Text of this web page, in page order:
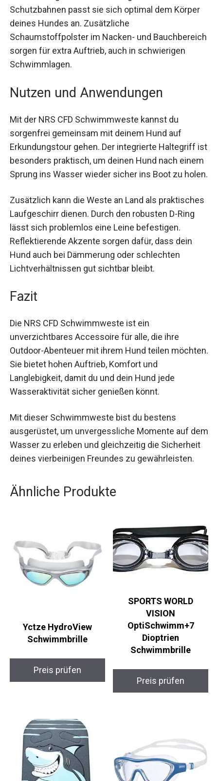
Dank des ergonomischen Designs und der
sieben Schutzbahnen passt sie sich optimal dem
Körper deines Hundes an. Zusätzliche
Schaumstoffpolster im Nacken- und
Bauchbereich sorgen für extra Auftrieb, auch in
schwierigen Schwimmlagen.
Nutzen und Anwendungen
Mit der NRS CFD Schwimmweste kannst du
sorgenfrei gemeinsam mit deinem Hund auf
Erkundungstour gehen. Der integrierte Haltegriff
ist besonders praktisch, um deinen Hund nach
einem Sprung ins Wasser wieder sicher ins Boot
zu holen.
Zusätzlich kann die Weste an Land als
praktisches Laufgeschirr dienen. Durch den
robusten D-Ring lässt sich problemlos eine Leine
befestigen. Reflektierende Akzente sorgen dafür,
schlechten Lichtverhältnissen gut sichtbar bleibt.
Fazit
Die NRS CFD Schwimmweste ist ein
unverzichtbares Accessoire für alle, die ihre
Outdoor-Abenteuer mit ihrem Hund teilen
möchten. Sie bietet hohen Auftrieb, Komfort und
Langlebigkeit, damit du und dein Hund jede
Wasseraktivität sicher genießen könnt.
Mit dieser Schwimmweste bist du bestens
ausgerüstet, um unvergessliche Momente auf
Sicherheit deines vierbeinigen Freundes zu
Ähnliche Produkte
Yctze HydroView
Schwimmbrille
SPORTS WORLD
OptiSchwimm+7
Dioptrien
Schwimmbrille